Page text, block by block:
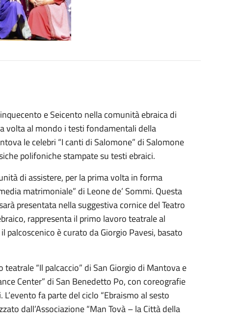
e Seicento nella comunità ebraica di
volta al mondo i testi fondamentali della
le celebri “I canti di Salomone” di Salomone
polifoniche stampate su testi ebraici.
di assistere, per la prima volta in forma
matrimoniale” di Leone de’ Sommi. Questa
presentata nella suggestiva cornice del Teatro
rappresenta il primo lavoro teatrale al
è curato da Giorgio Pavesi, basato
“Il palcaccio” di San Giorgio di Mantova e
Center” di San Benedetto Po, con coreografie
fa parte del ciclo “Ebraismo al sesto
dall’Associazione “Man Tovà – la Città della